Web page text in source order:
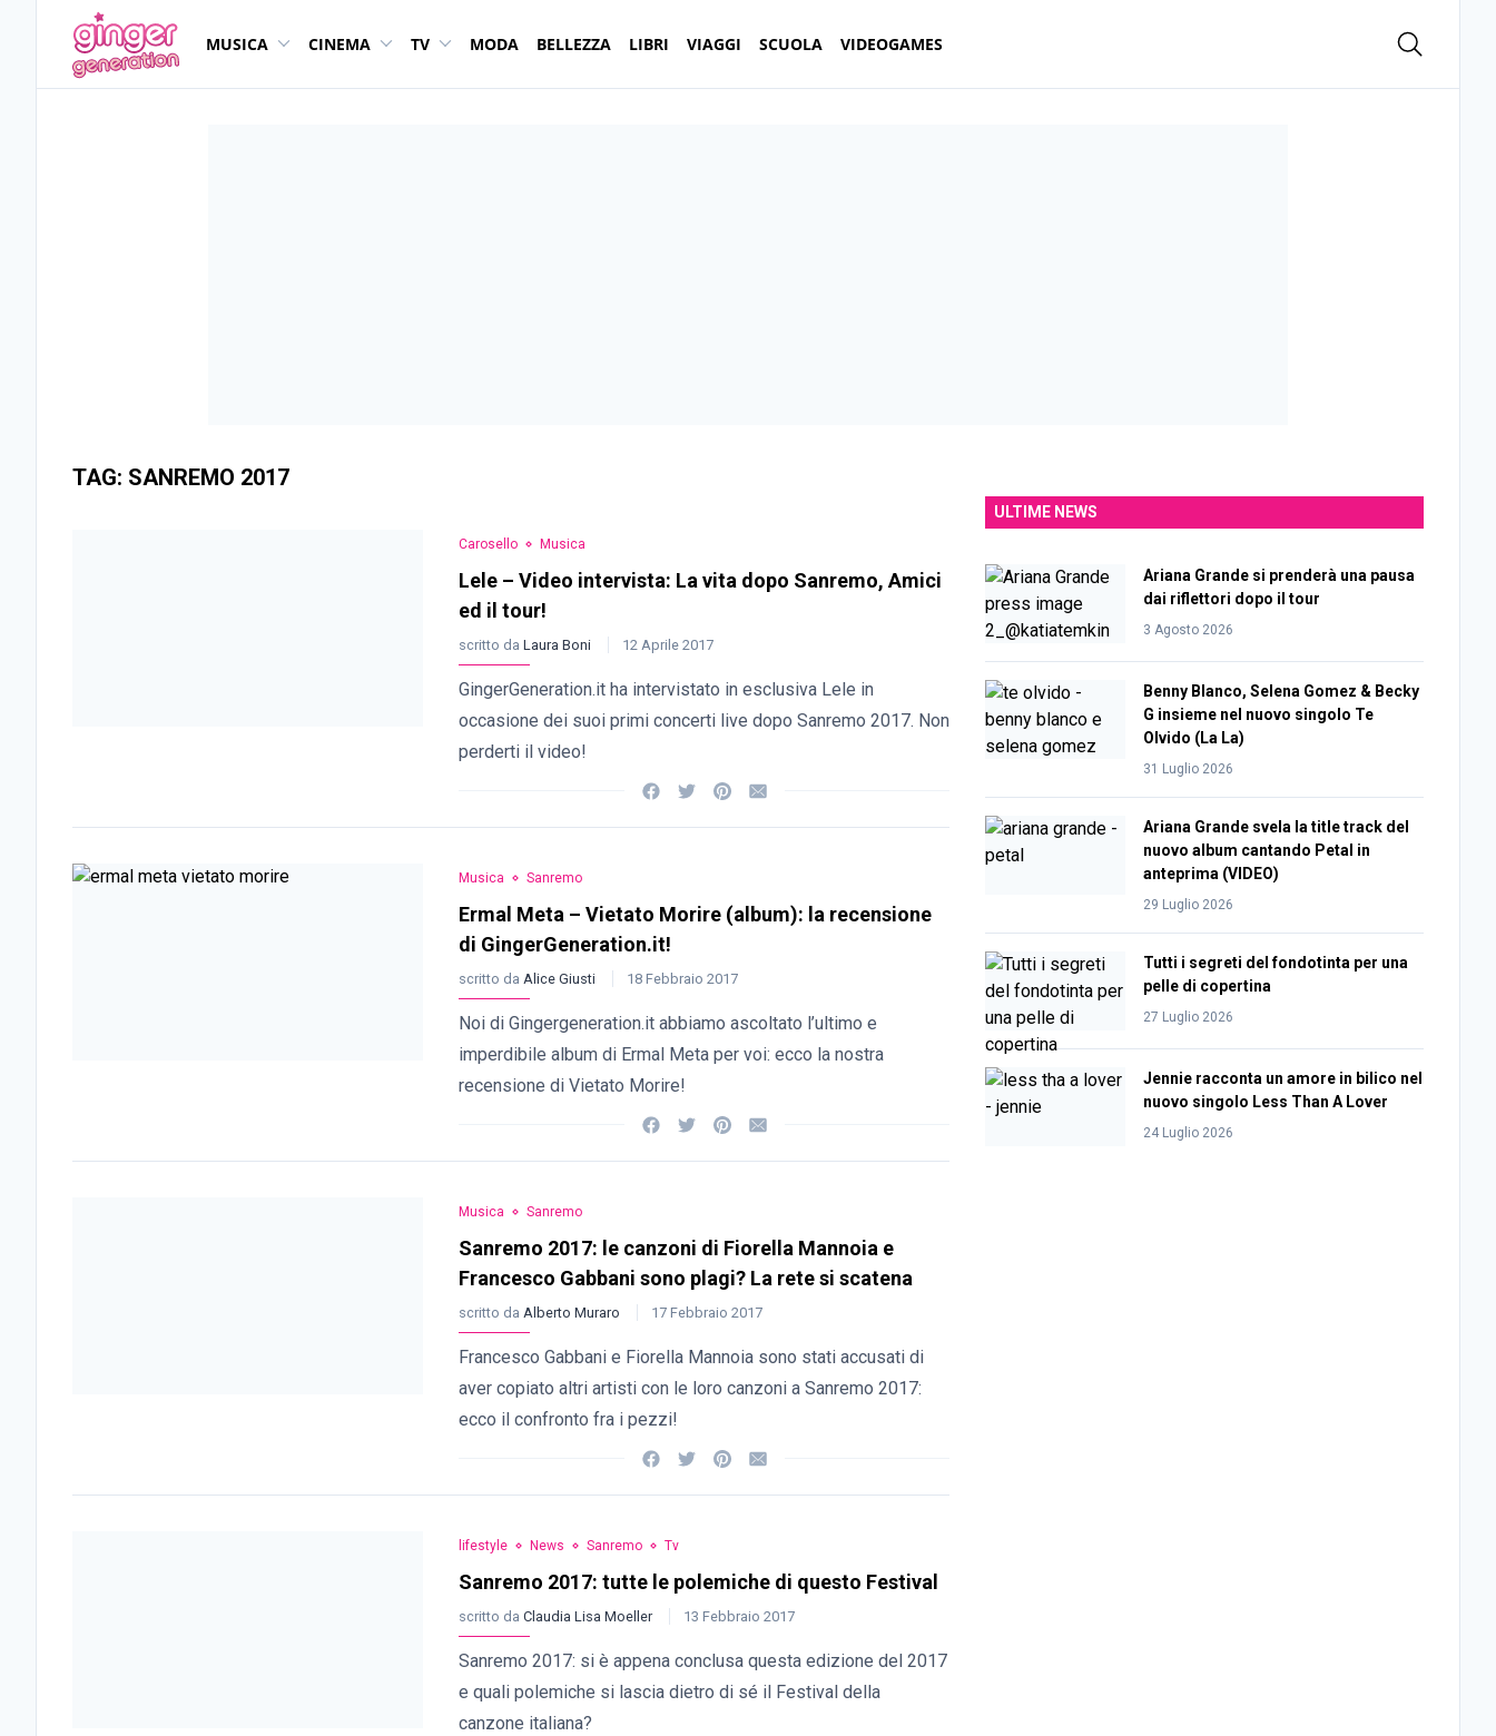
MUSICA CINEMA TV MODA BELLEZZA LIBRI VIAGGI SCUOLA VIDEOGAMES
TAG: SANREMO 2017
Carosello Musica
Lele – Video intervista: La vita dopo Sanremo, Amici
ed il tour!
scritto da Laura Boni 12 Aprile 2017
GingerGeneration.it ha intervistato in esclusiva Lele in
occasione dei suoi primi concerti live dopo Sanremo 2017. Non
perderti il video!
Musica Sanremo
Ermal Meta – Vietato Morire (album): la recensione
di GingerGeneration.it!
scritto da Alice Giusti 18 Febbraio 2017
Noi di Gingergeneration.it abbiamo ascoltato l’ultimo e
imperdibile album di Ermal Meta per voi: ecco la nostra
recensione di Vietato Morire!
Musica Sanremo
Sanremo 2017: le canzoni di Fiorella Mannoia e
Francesco Gabbani sono plagi? La rete si scatena
scritto da Alberto Muraro 17 Febbraio 2017
Francesco Gabbani e Fiorella Mannoia sono stati accusati di
aver copiato altri artisti con le loro canzoni a Sanremo 2017:
ecco il confronto fra i pezzi!
lifestyle News Sanremo Tv
Sanremo 2017: tutte le polemiche di questo Festival
scritto da Claudia Lisa Moeller 13 Febbraio 2017
Sanremo 2017: si è appena conclusa questa edizione del 2017
e quali polemiche si lascia dietro di sé il Festival della
canzone italiana?
ULTIME NEWS
Ariana Grande si prenderà una pausa
dai riflettori dopo il tour
3 Agosto 2026
Benny Blanco, Selena Gomez & Becky
G insieme nel nuovo singolo Te
Olvido (La La)
31 Luglio 2026
Ariana Grande svela la title track del
nuovo album cantando Petal in
anteprima (VIDEO)
29 Luglio 2026
Tutti i segreti del fondotinta per una
pelle di copertina
27 Luglio 2026
Jennie racconta un amore in bilico nel
nuovo singolo Less Than A Lover
24 Luglio 2026